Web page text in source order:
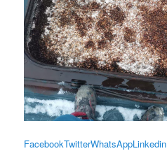
FacebookTwitterWhatsAppLinkedin